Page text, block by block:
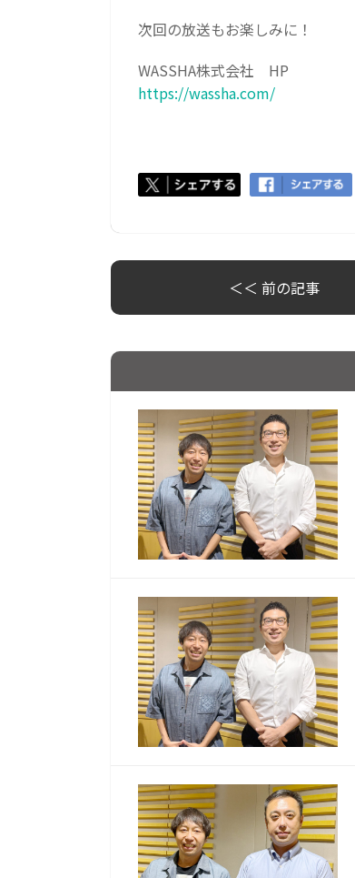
次回の放送もお楽しみに！
WASSHA株式会社 HP
https://wassha.com/
＜＜ 前の記事